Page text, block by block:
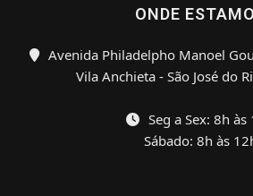
ONDE
Avenida Philadelpho Manoel
Vila Anchieta - São José do
Seg a Sex: 8h às
Sábado: 8h às